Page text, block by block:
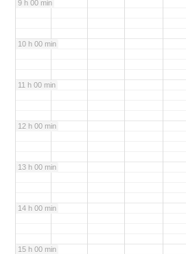
9 h 00 min
10 h 00 min
11 h 00 min
12 h 00 min
13 h 00 min
14 h 00 min
15 h 00 min